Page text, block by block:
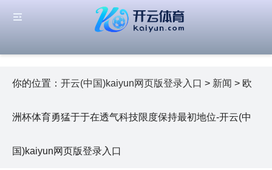
你的位置： 开云(中国)kaiyun网页版登录入口 > 新闻 > 欧
洲杯体育勇猛于于在透气科技限度保持最初地位-开云(中
国)kaiyun网页版登录入口